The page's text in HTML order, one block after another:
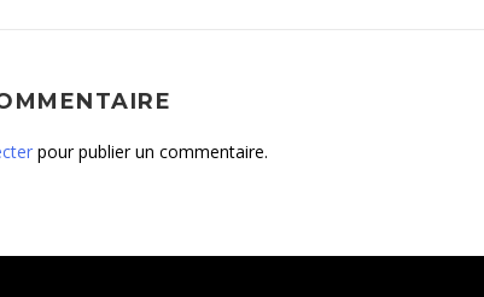
pour publier un commentaire.